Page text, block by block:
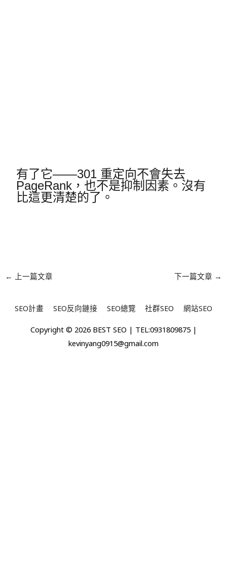
有了它——301 重定向不會失去
PageRank，也不是抑制因素。 沒有
比這更清楚的了。
← 上一篇文章 下一篇文章 →
SEO計畫 SEO反向鏈接 SEO總覽 社群SEO 網站SEO
Copyright © 2026 BEST SEO | TEL:0931809875 |
kevinyang0915@gmail.com